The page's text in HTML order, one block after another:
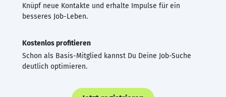
Knüpf neue Kontakte und erhalte Impulse für ein
besseres Job-Leben.
Kostenlos profitieren
Schon als Basis-Mitglied kannst Du Deine Job-Suche
deutlich optimieren.